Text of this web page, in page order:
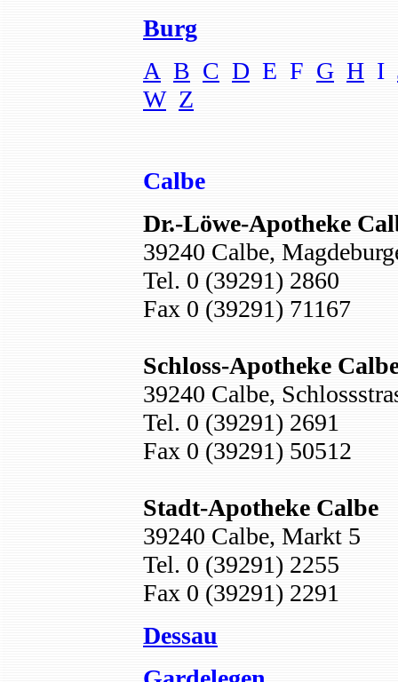
Burg
A B C D E F G H I
W Z
Calbe
Dr.-Löwe-Apotheke
39240 Calbe,
Tel. 0 (39291) 2860
Fax 0 (39291) 71167
Schloss-Apotheke
39240 Calbe,
Tel. 0 (39291) 2691
Fax 0 (39291) 50512
Stadt-Apotheke Calbe
39240 Calbe, Markt 5
Tel. 0 (39291) 2255
Fax 0 (39291) 2291
Dessau